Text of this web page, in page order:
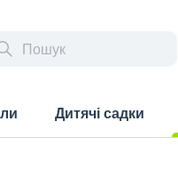
Дитячі садки